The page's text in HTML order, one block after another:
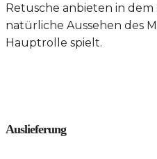
Retusche anbieten in
natürliche Aussehen des
Hauptrolle spielt.
Auslieferung